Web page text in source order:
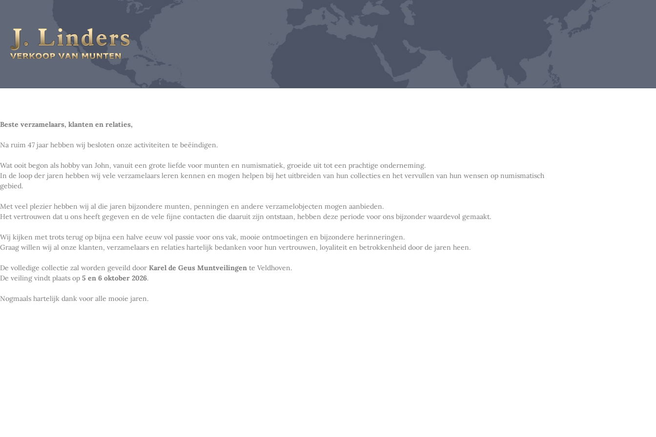
Beste verzamelaars, klanten en relaties,
Na ruim 47 jaar hebben wij besloten onze activiteiten te beëindigen.
Wat ooit begon als hobby van John, vanuit een grote liefde voor munten en numismatiek, groeide uit tot een prachtige onderneming.
In de loop der jaren hebben wij vele verzamelaars leren kennen en mogen helpen bij het uitbreiden van hun collecties en het vervullen van hun wensen op numismatisch
gebied.
Met veel plezier hebben wij al die jaren bijzondere munten, penningen en andere verzamelobjecten mogen aanbieden.
Het vertrouwen dat u ons heeft gegeven en de vele fijne contacten die daaruit zijn ontstaan, hebben deze periode voor ons bijzonder waardevol gemaakt.
Wij kijken met trots terug op bijna een halve eeuw vol passie voor ons vak, mooie ontmoetingen en bijzondere herinneringen.
Graag willen wij al onze klanten, verzamelaars en relaties hartelijk bedanken voor hun vertrouwen, loyaliteit en betrokkenheid door de jaren heen.
De volledige collectie zal worden geveild door Karel de Geus Muntveilingen te Veldhoven.
De veiling vindt plaats op 5 en 6 oktober 2026.
Nogmaals hartelijk dank voor alle mooie jaren.